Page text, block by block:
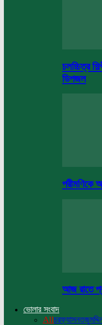
চলচ্চিত্র
ডিপজল
পরীমণিকে
আজ রাতে
ভোলার সংবাদ
Allচরফ্যাসন